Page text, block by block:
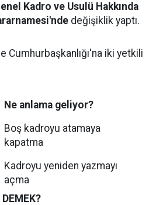
Kadro ve Usulü Hakkında
değişiklik yaptı.
Cumhurbaşkanlığı'na iki yetkili
Ne anlama geliyor?
Boş kadroyu atamaya
kapatma
Kadroyu yeniden yazmayı
açma